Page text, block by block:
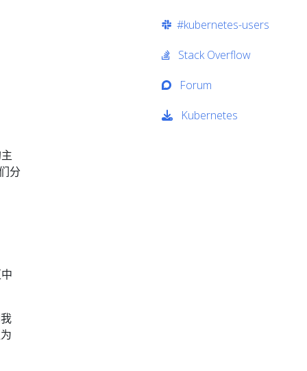
分
#kubernetes-users
Stack Overflow
Forum
Kubernetes